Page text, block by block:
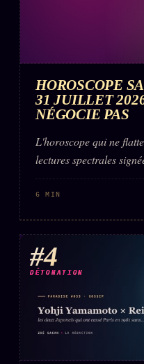
HOROSCOPE
31 JUILLET
NÉGOCIE PAS
L'horoscope qui ne
lectures spectrales
6 MIN
#4
DÉTONATION